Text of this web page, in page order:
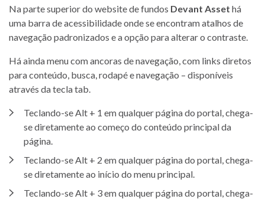
Na parte superior do website de fundos Devant Asset há
uma barra de acessibilidade onde se encontram atalhos de
navegação padronizados e a opção para alterar o contraste.
Há ainda menu com ancoras de navegação, com links diretos
para conteúdo, busca, rodapé e navegação – disponíveis
através da tecla tab.
Teclando-se Alt + 1 em qualquer página do portal, chega-
se diretamente ao começo do conteúdo principal da
página.
Teclando-se Alt + 2 em qualquer página do portal, chega-
se diretamente ao início do menu principal.
Teclando-se Alt + 3 em qualquer página do portal, chega-